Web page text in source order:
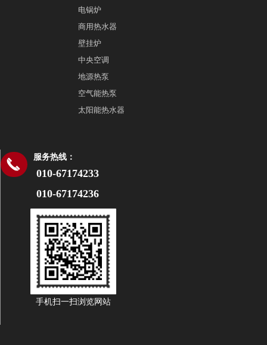
电锅炉
商用热水器
壁挂炉
中央空调
地源热泵
空气能热泵
太阳能热水器
手机扫一扫浏览网站
服务热线：
010-67174233
010-67174236
끅